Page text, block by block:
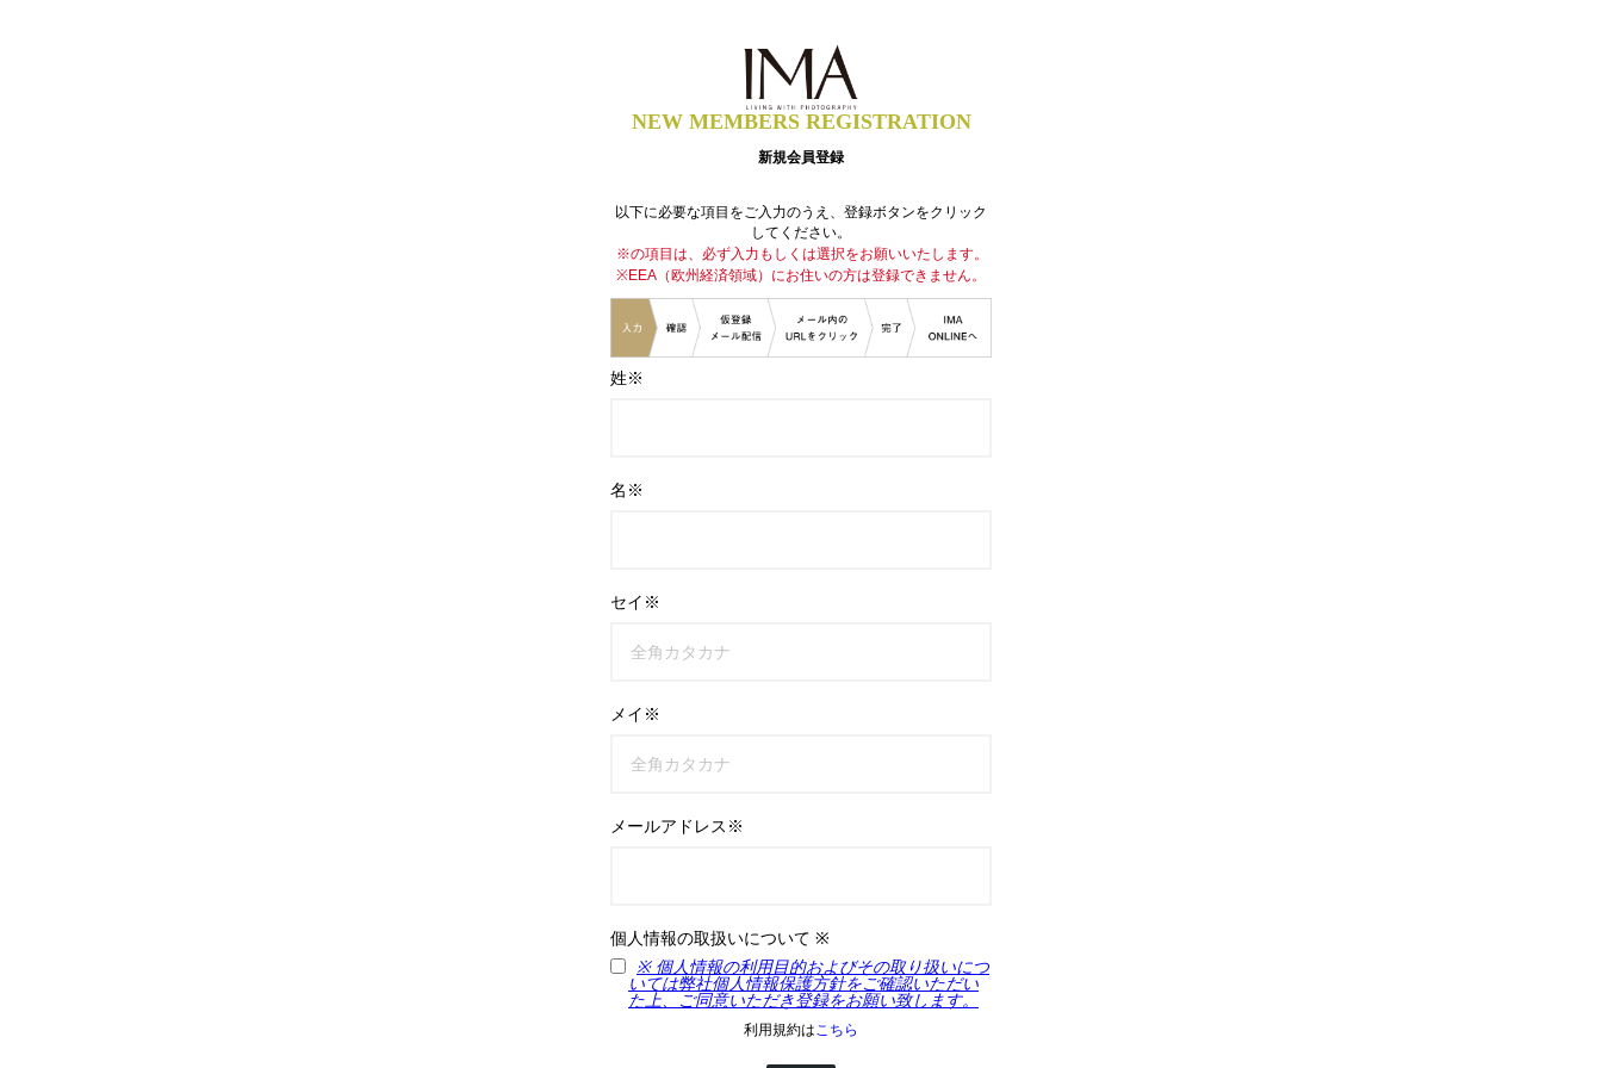
NEW MEMBERS REGISTRATION
新規会員登録
以下に必要な項目をご入力のうえ、登録ボタンをクリック
してください。
※の項目は、必ず入力もしくは選択をお願いいたします。
※EEA（欧州経済領域）にお住いの方は登録できません。
姓※
名※
セイ※
メイ※
メールアドレス※
個人情報の取扱いについて ※
※ 個人情報の利用目的およびその取り扱いにつ
いては弊社個人情報保護方針をご確認いただい
た上、ご同意いただき登録をお願い致します。
利用規約はこちら